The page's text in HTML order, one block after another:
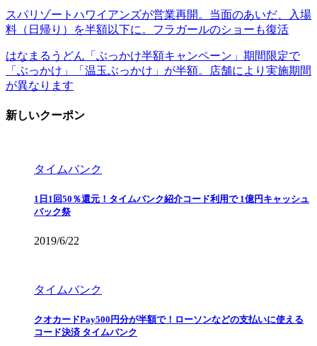
スパリゾートハワイアンズが営業再開。当面のあいだ、入場
料（日帰り）を半額以下に。フラガールのショーも復活
はなまるうどん「ぶっかけ半額キャンペーン」期間限定で
「ぶっかけ」「温玉ぶっかけ」が半額。店舗により実施期間
が異なります
新しいクーポン
タイムバンク
1日1回50％還元！タイムバンク紹介コード利用で 1億円キャッシュ
バック祭
2019/6/22
タイムバンク
クオカードPay500円分が半額で！ローソンなどの支払いに使える
コード決済 タイムバンク